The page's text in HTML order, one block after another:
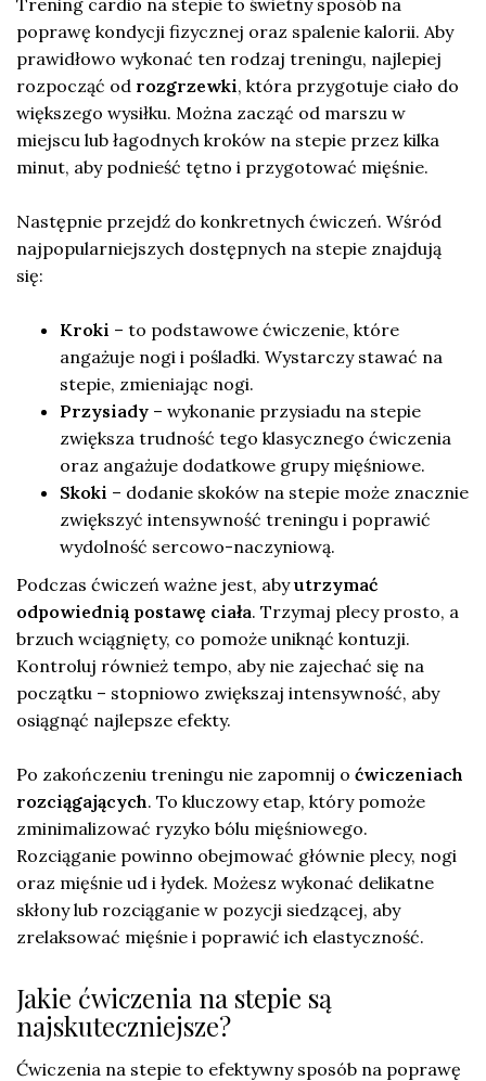
poprawę kondycji fizycznej oraz spalenie kalorii. Aby
prawidłowo wykonać ten rodzaj treningu, najlepiej
rozpocząć od rozgrzewki, która przygotuje ciało do
większego wysiłku. Można zacząć od marszu w
miejscu lub łagodnych kroków na stepie przez kilka
minut, aby podnieść tętno i przygotować mięśnie.
Następnie przejdź do konkretnych ćwiczeń. Wśród
najpopularniejszych dostępnych na stepie znajdują
się:
Kroki – to podstawowe ćwiczenie, które
angażuje nogi i pośladki. Wystarczy stawać na
stepie, zmieniając nogi.
Przysiady – wykonanie przysiadu na stepie
zwiększa trudność tego klasycznego ćwiczenia
oraz angażuje dodatkowe grupy mięśniowe.
Skoki – dodanie skoków na stepie może znacznie
zwiększyć intensywność treningu i poprawić
wydolność sercowo-naczyniową.
Podczas ćwiczeń ważne jest, abyutrzymać
odpowiednią postawę ciała. Trzymaj plecy prosto, a
brzuch wciągnięty, co pomoże uniknąć kontuzji.
Kontroluj również tempo, aby nie zajechać się na
początku – stopniowo zwiększaj intensywność, aby
osiągnąć najlepsze efekty.
Po zakończeniu treningu nie zapomnij o ćwiczeniach
rozciągających. To kluczowy etap, który pomoże
zminimalizować ryzyko bólu mięśniowego.
Rozciąganie powinno obejmować głównie plecy, nogi
oraz mięśnie ud i łydek. Możesz wykonać delikatne
skłony lub rozciąganie w pozycji siedzącej, aby
zrelaksować mięśnie i poprawić ich elastyczność.
Jakie ćwiczenia na stepie są
najskuteczniejsze?
Ćwiczenia na stepie to efektywny sposób na poprawę